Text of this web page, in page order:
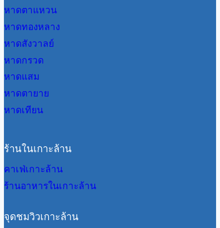
หาดตาแหวน
หาดทองหลาง
หาดสังวาลย์
หาดกรวด
หาดแสม
หาดตายาย
หาดเทียน
ร้านในเกาะล้าน
คาเฟ่เกาะล้าน
ร้านอาหารในเกาะล้าน
จุดชมวิวเกาะล้าน